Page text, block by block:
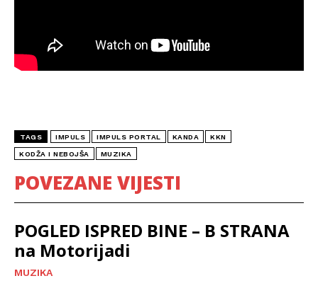
TAGS IMPULS IMPULS PORTAL KANDA KKN
KODŽA I NEBOJŠA MUZIKA
POVEZANE VIJESTI
POGLED ISPRED BINE – B STRANA
na Motorijadi
MUZIKA